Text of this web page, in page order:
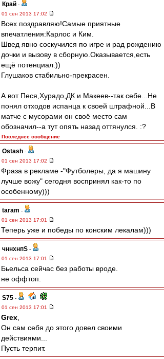
Край -
01 сен 2013 17:02
Всех поздравляю!Самые приятные
впечатления:Карлос и Ким.
Швед явно соскучился по игре и рад рождению
дочки и вызову в сборную.Оказывается,есть
ещё потенциал.))
Глушаков стабильно-прекрасен.
А вот Песя,Хурадо,ДК и Макеев--так себе...Не
понял отходов испанца к своей штрафной...В
матче с мусорами он своё место сам
обозначил--а тут опять назад оттянулся. :?
Последнее сообщение
Ostash -
01 сен 2013 17:02
Фраза в рекламе -"Футболеры, да я машину
лучше вожу" сегодня воспринял как-то по
особенному)))
taram -
01 сен 2013 17:01
Теперь уже и победы по конским лекалам)))
чннхнпS -
01 сен 2013 17:01
Бьельса сейчас без работы вроде.
не оффтоп.
S75 -
01 сен 2013 17:01
Grex
Он сам себя до этого довел своими
действиями...
Пусть терпит.